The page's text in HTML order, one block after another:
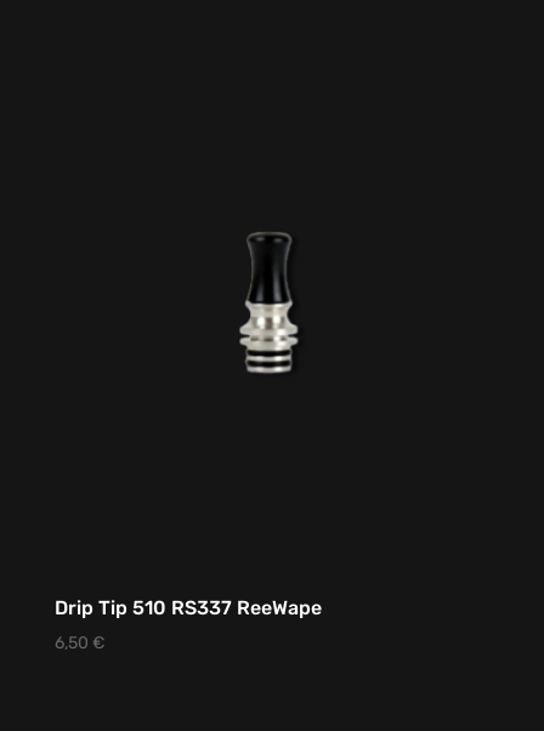
Drip Tip 510 RS337 ReeWape
6,50 €